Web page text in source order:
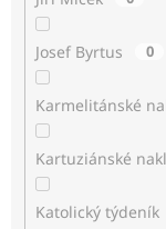
Josef Byrtus 0
Karmelitánské
Kartuziánské
Katolický týdeník